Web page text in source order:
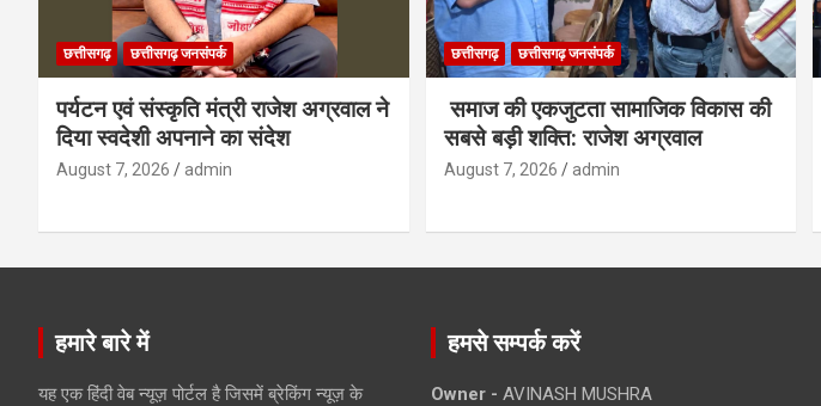
छत्तीसगढ़ छत्तीसगढ़ जनसंपर्क
पर्यटन एवं संस्कृति मंत्री राजेश अग्रवाल ने
दिया स्वदेशी अपनाने का संदेश
August 7, 2026 admin
छत्तीसगढ़ छत्तीसगढ़ जनसंपर्क
समाज की एकजुटता सामाजिक विकास की
सबसे बड़ी शक्ति: राजेश अग्रवाल
August 7, 2026 admin
हमारे बारे में
यह एक हिंदी वेब न्यूज़ पोर्टल है जिसमें ब्रेकिंग न्यूज़ के
हमसे सम्पर्क करें
Owner - AVINASH MUSHRA